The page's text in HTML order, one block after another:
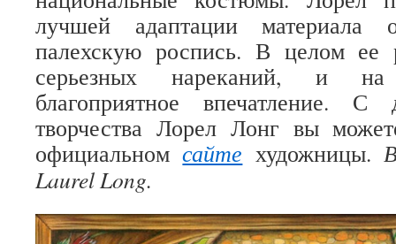
лучшей адаптации материала
палехскую роспись. В целом ее
серьезных нареканий, и
благоприятное впечатление. С
творчества Лорел Лонг вы
официальномсайте художницы.
Laurel Long.